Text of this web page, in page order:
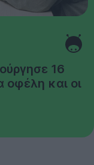
16
οφέλη και οι